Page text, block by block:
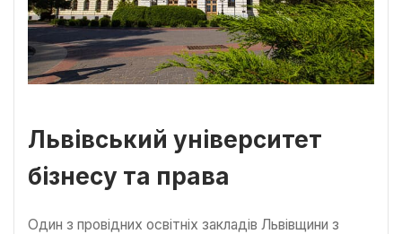
Львівський університет
бізнесу та права
Один з провідних освітніх закладів Львівщини з